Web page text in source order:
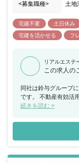
<募集職種> 土地
宅建不要 土日休み
宅建を活かせる
フ
リアルエステ
この求人の
同社は鈴与グループ
です。 不動産有効活
ル管理までを一貫し
頼を得られる仕事で
きる会社です。 当ポ
すが、同社は年齢や
盤に直行し直帰する
続きを読む >